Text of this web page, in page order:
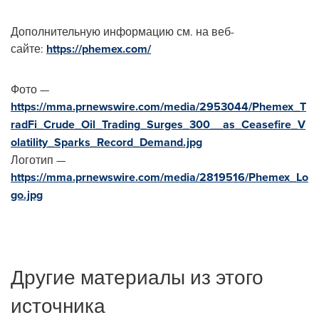
Дополнительную информацию см. на веб-
сайте: https://phemex.com/
Фото —
https://mma.prnewswire.com/media/2953044/Phemex_T
radFi_Crude_Oil_Trading_Surges_300__as_Ceasefire_V
olatility_Sparks_Record_Demand.jpg
Логотип —
https://mma.prnewswire.com/media/2819516/Phemex_Lo
go.jpg
Другие материалы из этого
источника